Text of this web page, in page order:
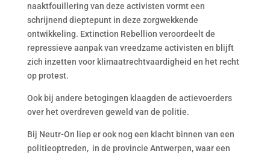
naaktfouillering van deze activisten vormt een
schrijnend dieptepunt in deze zorgwekkende
ontwikkeling. Extinction Rebellion veroordeelt de
repressieve aanpak van vreedzame activisten en blijft
zich inzetten voor klimaatrechtvaardigheid en het recht
op protest.
Ook bij andere betogingen klaagden de actievoerders
over het overdreven geweld van de politie.
Bij Neutr-On liep er ook nog een klacht binnen van een
politieoptreden, in de provincie Antwerpen, waar een